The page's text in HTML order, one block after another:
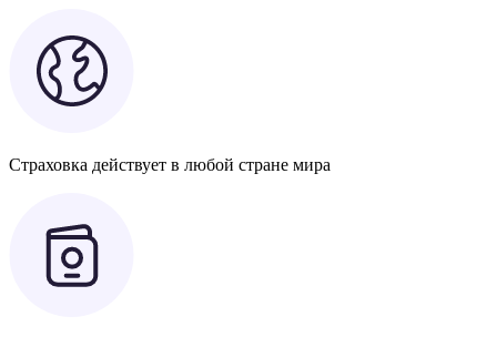
Страховка действует в любой стране мира